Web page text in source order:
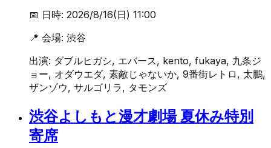
📅 日時: 2026/8/16(日) 11:00
📍 会場: 渋谷
出演: ダブルヒガシ, エバース, kento, fukaya, 九条ジ
ョー, オダウエダ, 素敵じゃないか, 9番街レトロ, 太鵬,
ザンゾウ, サルゴリラ, タモンズ
渋谷よしもと漫才劇場 夏休み特別
寄席